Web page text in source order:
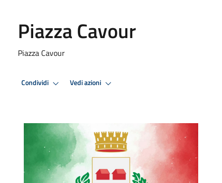
Piazza Cavour
Piazza Cavour
Condividi Vedi azioni